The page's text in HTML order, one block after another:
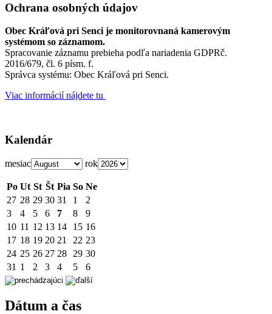
Ochrana osobných údajov
Obec Kráľová pri Senci je monitorovnaná kamerovým
systémom so záznamom.
Spracovanie záznamu prebieha podľa nariadenia GDPRč.
2016/679, čl. 6 písm. f.
Správca systému: Obec Kráľová pri Senci.
Viac informácií nájdete tu
Kalendár
mesiac rok
Po Ut St Št Pia So Ne
27 28 29 30 31 1
2
3
4 5 6 7 8
9
10 11 12 13 14 15 16
17 18 19 20 21 22 23
24 25 26 27 28 29 30
31 1 2 3 4 5 6
Dátum a čas